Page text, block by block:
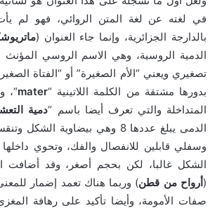
في لغته عن لغة المتن الروائي، فهو لم
بالدارجة الجزائرية، وإنما جاء العنوان (
الدمية الروسية، وهي الاسم الروسي المؤنث
تصغيري ويعني “الأم الصغيرة” أو “الفتاة
بدورها مشتقة من الكلمة اللاتينية “mater“،
المتداخلة والتي تعرف أيضا باسم “دمية
الدمى يبلغ عددها 8 وهي بيضاوية
وسفلي قابلين للانفصال والفك، وتحوي
الشكل غالبا، لكن بحجم أصغر، وقد أضافت
(أرواح من قطن) وربما هناك تعمد إضمار
صفات الأمومة، وأيضا تأكيد على رهافة